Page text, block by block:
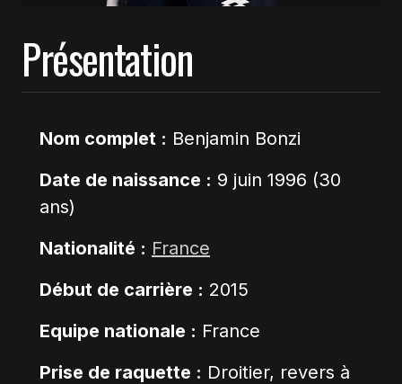
Présentation
Nom complet : Benjamin Bonzi
Date de naissance : 9 juin 1996 (30
ans)
Nationalité : France
Début de carrière : 2015
Equipe nationale : France
Prise de raquette : Droitier, revers à